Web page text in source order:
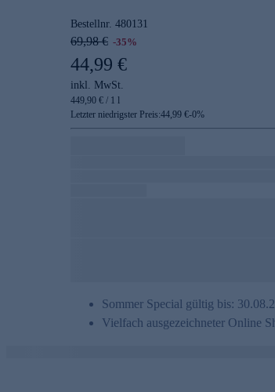
Bestellnr. 480131
69,98 € -35%
44,99 €
inkl. MwSt.
449,90 € / 1 l
Letzter niedrigster Preis:44,99 €-0%
Sommer Special gültig bis:
Vielfach ausgezeichneter Online